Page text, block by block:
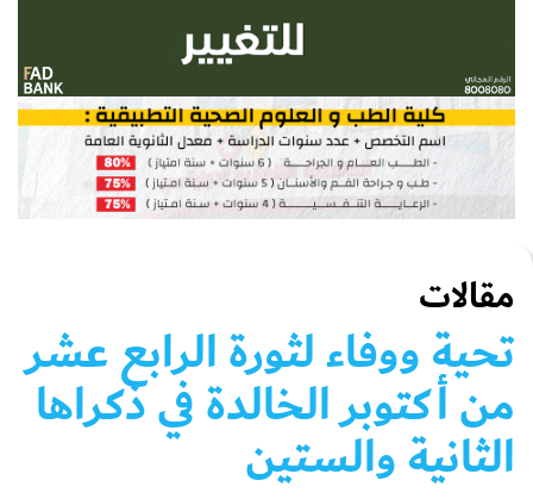
مقالات
تحية ووفاء لثورة الرابع عشر
من أكتوبر الخالدة في ذكراها
الثانية والستين